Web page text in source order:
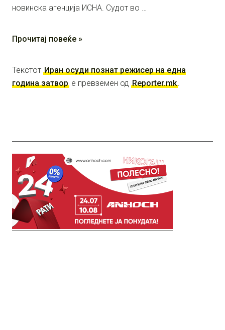
новинска агенција ИСНА. Судот во …
Прочитај повеќе »
Текстот Иран осуди познат режисер на една
година затвор е превземен од Reporter.mk.